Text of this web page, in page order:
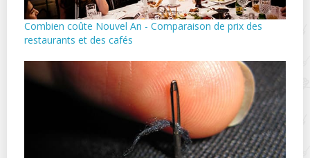
Combien coûte Nouvel An - Comparaison de prix des
restaurants et des cafés